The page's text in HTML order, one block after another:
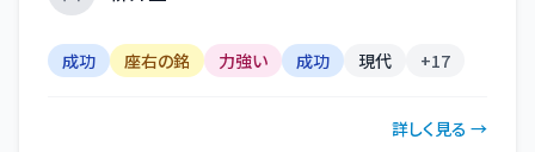
成功 座右の銘 力強い 成功 現代 +17
詳しく見る →